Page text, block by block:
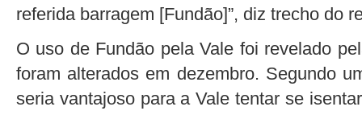
referida barragem [Fundão]”, diz trecho do
O uso de Fundão pela Vale foi revelado
foram alterados em dezembro. Segundo
seria vantajoso para a Vale tentar se